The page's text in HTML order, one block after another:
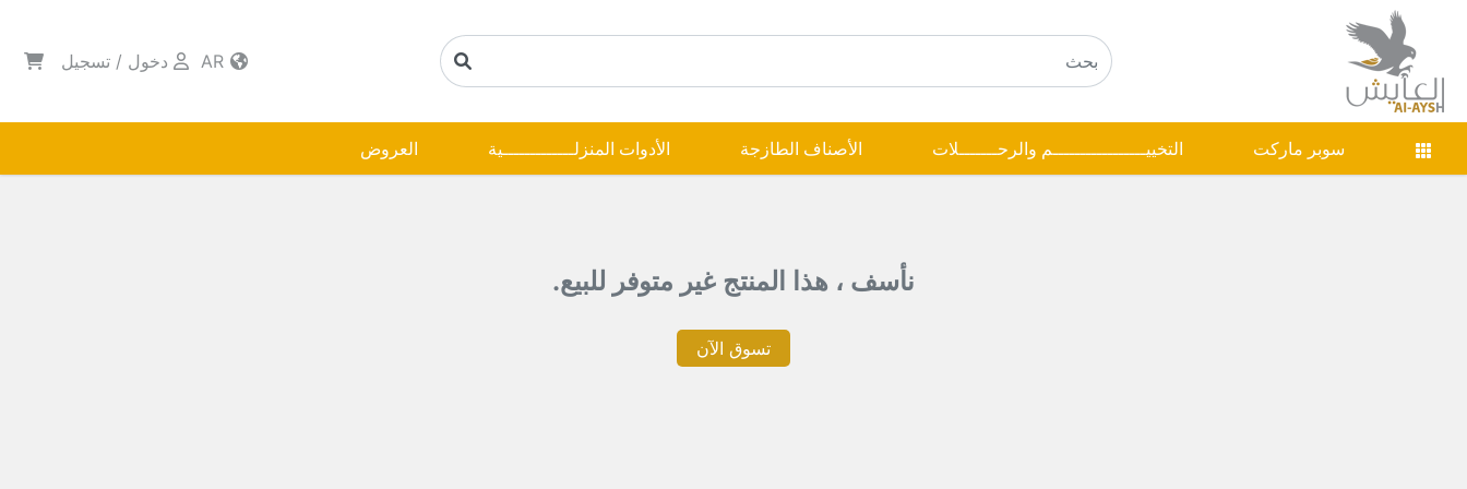
دخول / تسجيل
سوبر ماركت التخييـــــــــــــــــم والرحـــــــلات الأصناف الطازجة الأدوات المنزلـــــــــــــية العروض
نأسف ، هذا المنتج غير متوفر للبيع.
تسوق الآن